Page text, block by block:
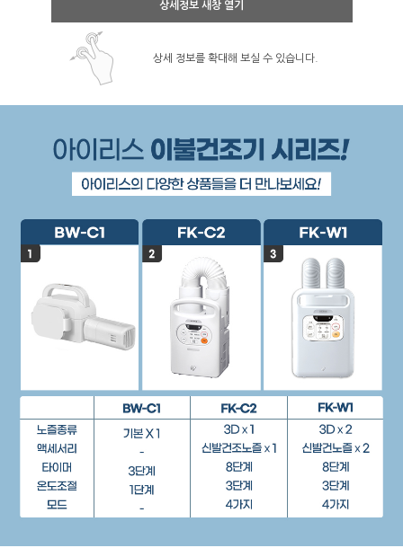
상세정보 새창 열기
상세 정보를 확대해 보실 수 있습니다.